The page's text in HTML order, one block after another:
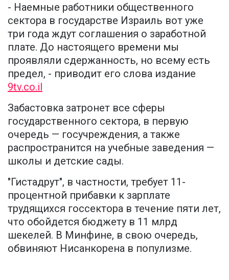
- Наемные работники общественного
сектора в государстве Израиль вот уже
три года ждут соглашения о заработной
плате. До настоящего времени мы
проявляли сдержанность, но всему есть
предел, - приводит его слова издание
9tv.co.il
Забастовка затронет все сферы
государственного сектора, в первую
очередь — госучреждения, а также
распространится на учебные заведения —
школы и детские сады.
"Гистадрут", в частности, требует 11-
процентной прибавки к зарплате
трудящихся госсектора в течение пяти лет,
что обойдется бюджету в 11 млрд
шекелей. В Минфине, в свою очередь,
обвиняют Нисанкорена в популизме.